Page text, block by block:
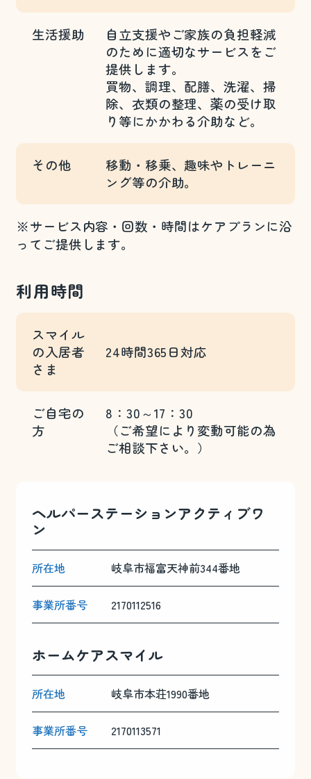
生活援助
自立支援やご家族の負担軽減
のために適切なサービスをご
提供します。
買物、調理、配膳、洗濯、掃
除、衣類の整理、薬の受け取
り等にかかわる介助など。
その他
移動・移乗、趣味やトレーニ
ング等の介助。
※サービス内容・回数・時間はケアプランに沿
ってご提供します。
利用時間
スマイル
の入居者
さま
24時間365日対応
ご自宅の
方
8：30～17：30
（ご希望により変動可能の為
ご相談下さい。）
ヘルパーステーションアクティブワ
ン
所在地 岐阜市福富天神前344番地
事業所番号 2170112516
ホームケアスマイル
所在地 岐阜市本荘1990番地
事業所番号 2170113571